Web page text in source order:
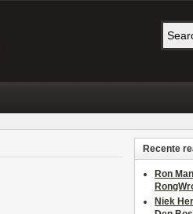
Recente
Ron
Niek